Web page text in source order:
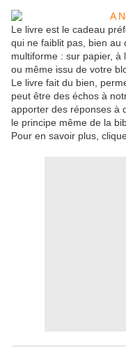
Le livre est le cadeau
qui ne faiblit pas, bien au
multiforme : sur papier, à
ou même issu de votre
Le livre fait du bien,
peut être des échos à
apporter des réponses à
le principe même de la
Pour en savoir plus,